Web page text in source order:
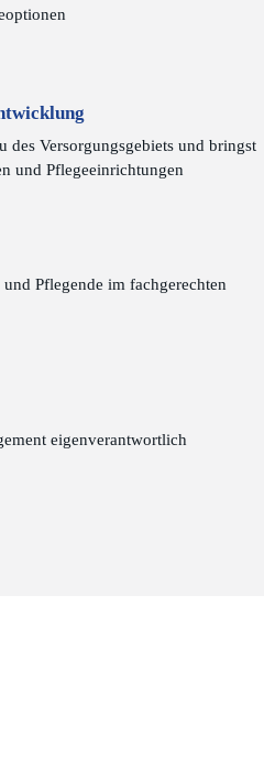
Versorgungsgebiets und bringst
und Pflegeeinrichtungen
Pflegende im fachgerechten
eigenverantwortlich